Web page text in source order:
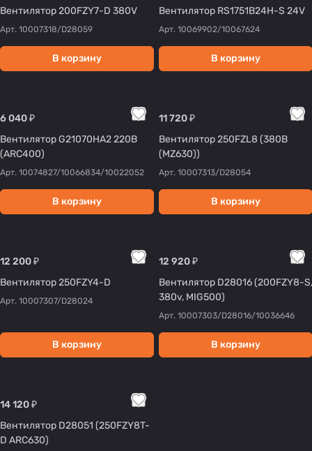
Вентилятор 200FZY7-D 380V
Арт. 10007318/D28059
В корзину
Вентилятор RS1751B24H-S 24V
Арт. 10069902/10067624
В корзину
6 040 ₽
Вентилятор G21070HA2 220В
(ARC400)
Арт. 10074827/10066834/10022052
В корзину
11 720 ₽
Вентилятор 250FZL8 (380В
(MZ630))
Арт. 10007313/D28054
В корзину
12 200 ₽
Вентилятор 250FZY4-D
Арт. 10007307/D28024
В корзину
12 920 ₽
Вентилятор D28016 (200FZY8-S,
380v, MIG500)
Арт. 10007303/D28016/10036646
В корзину
14 120 ₽
Вентилятор D28051 (250FZY8T-
D ARC630)